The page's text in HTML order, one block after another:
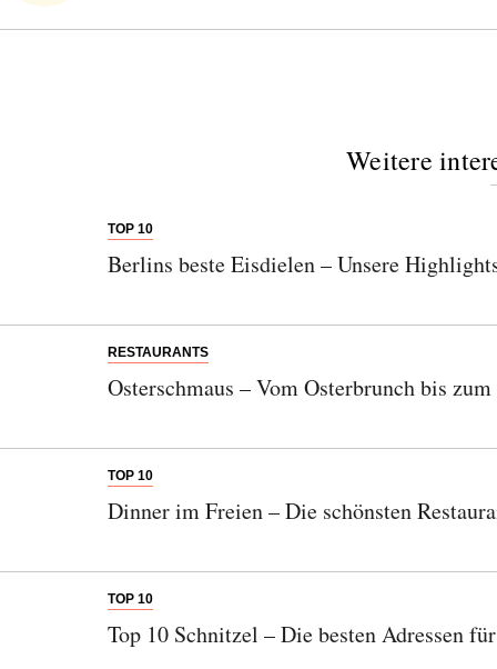
Weitere
TOP 10
Berlins beste Eisdielen – Unsere
RESTAURANTS
Osterschmaus – Vom Osterbrunch bis zum
TOP 10
Dinner im Freien – Die schönsten
TOP 10
Top 10 Schnitzel – Die besten Adressen